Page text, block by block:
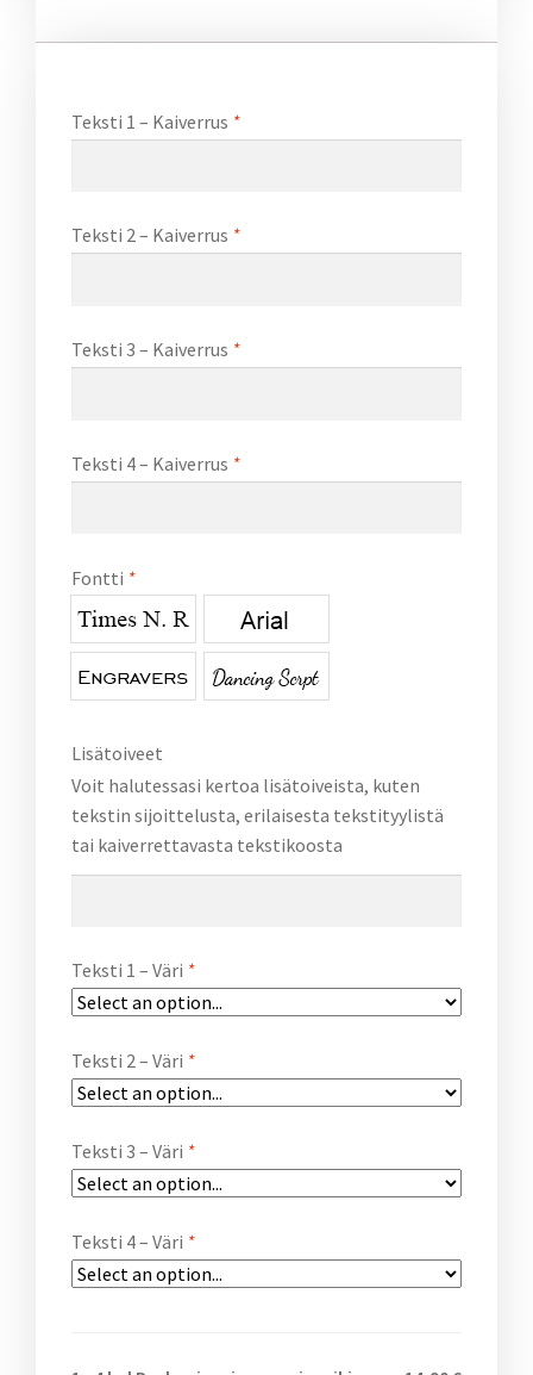
Teksti 1 – Kaiverrus *
Teksti 2 – Kaiverrus *
Teksti 3 – Kaiverrus *
Teksti 4 – Kaiverrus *
Fontti *
Lisätoiveet
Voit halutessasi kertoa lisätoiveista, kuten
tekstin sijoittelusta, erilaisesta tekstityylistä
tai kaiverrettavasta tekstikoosta
Teksti 1 – Väri *
Teksti 2 – Väri *
Teksti 3 – Väri *
Teksti 4 – Väri *